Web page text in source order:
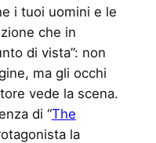
i tuoi uomini e le
che in
di vista”: non
ma gli occhi
vede la scena.
di “The
la